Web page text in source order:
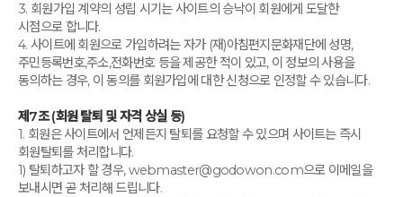
3. 회원가입 계약의 성립 시기는 사이트의 승낙이 회원에게 도달한
시점으로 합니다.
4. 사이트에 회원으로 가입하려는 자가 (재)아침편지문화재단에 성명,
주민등록번호,주소,전화번호 등을 제공한 적이 있고, 이 정보의 사용을
동의하는 경우, 이 동의를 회원가입에 대한 신청으로 인정할 수 있습니다.
제7조 (회원 탈퇴 및 자격 상실 등)
1. 회원은 사이트에서 언제든지 탈퇴를 요청할 수 있으며 사이트는 즉시
회원탈퇴를 처리합니다.
1) 탈퇴하고자 할 경우, webmaster@godowon.com으로 이메일을
보내시면 곧 처리해 드립니다.